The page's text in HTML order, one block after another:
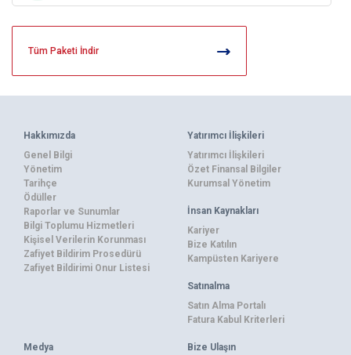
Tüm Paketi İndir
Hakkımızda
Genel Bilgi
Yönetim
Tarihçe
Ödüller
Raporlar ve Sunumlar
Bilgi Toplumu Hizmetleri
Kişisel Verilerin Korunması
Zafiyet Bildirim Prosedürü
Zafiyet Bildirimi Onur Listesi
Yatırımcı İlişkileri
Yatırımcı İlişkileri
Özet Finansal Bilgiler
Kurumsal Yönetim
İnsan Kaynakları
Kariyer
Bize Katılın
Kampüsten Kariyere
Satınalma
Satın Alma Portalı
Fatura Kabul Kriterleri
Medya Bize Ulaşın